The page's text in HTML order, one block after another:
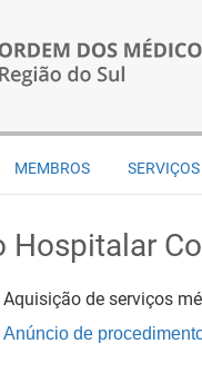
MEMBROS SERVIÇOS
Hospitalar
Aquisição de serviços
Anúncio de